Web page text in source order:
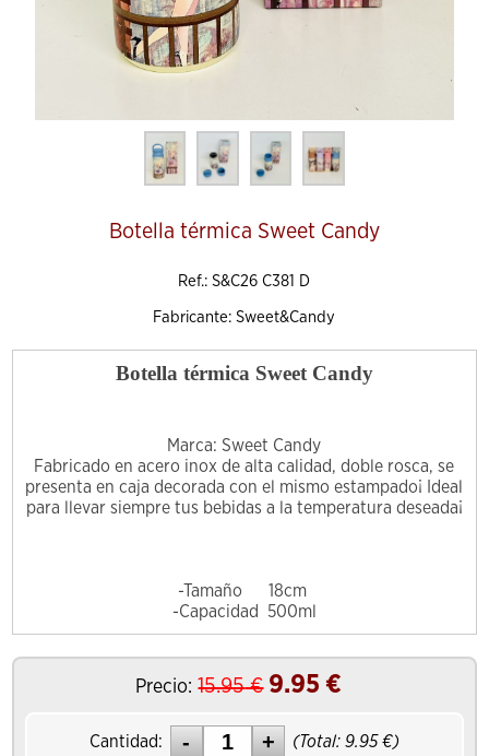
Botella térmica Sweet Candy
Ref.: S&C26 C381 D
Fabricante: Sweet&Candy
Botella térmica Sweet Candy
Marca: Sweet Candy
Fabricado en acero inox de alta calidad, doble rosca, se
presenta en caja decorada con el mismo estampado¡ Ideal
para llevar siempre tus bebidas a la temperatura deseada¡
-Tamaño 18cm
-Capacidad 500ml
Precio: 15.95€ 9.95 €
Cantidad: (Total: 9.95€)